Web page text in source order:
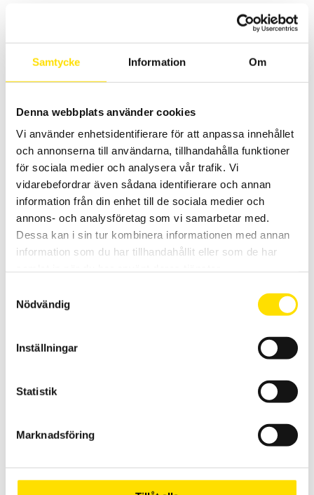
Samtycke Information Om
Denna webbplats använder cookies
Vi använder enhetsidentifierare för att anpassa innehållet
och annonserna till användarna, tillhandahålla funktioner
för sociala medier och analysera vår trafik. Vi
vidarebefordrar även sådana identifierare och annan
information från din enhet till de sociala medier och
annons- och analysföretag som vi samarbetar med.
Dessa kan i sin tur kombinera informationen med annan
information som du har tillhandahållit eller som de har
Nödvändig
Inställningar
Statistik
Marknadsföring
Tillbehör strömtänger MiniFlex & AmpFlex till
Qualistar och PEL
Tillbehör strömtänger av rogowskityp med anslutningskontakt
avpassade för dessa effekt- och energianalysatorer från Chauvin-
Arnoux: PEL51, PEL52, PEL102, PEL103, PEL104, PEL105, PEL106, PEL112,
PEL113, CA8220, CA8331, CA8333, CA8336, CA83435.
2,805.00kr –4,370.00krPrisintervall:
2,805.00 kr
till
4,370.00 kr
LÄS MER
Tillbehör för Qualistar och PEL, kabelsatser för spänning samt